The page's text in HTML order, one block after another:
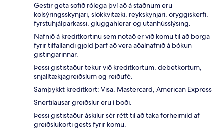
Gestir geta sofið rólega því að á staðnum eru
kolsýringsskynjari, slökkvitæki, reykskynjari, öryggiskerfi,
fyrstuhjálparkassi, gluggahlerar og utanhússlýsing.
Nafnið á kreditkortinu sem notað er við komu til að borga
fyrir tilfallandi gjöld þarf að vera aðalnafnið á bókun
gistingarinnar.
Þessi gististaður tekur við kreditkortum, debetkortum,
snjalltækjagreiðslum og reiðufé.
Samþykkt kreditkort: Visa, Mastercard, American Express
Snertilausar greiðslur eru í boði.
Þessi gististaður áskilur sér rétt til að taka forheimild af
greiðslukorti gests fyrir komu.